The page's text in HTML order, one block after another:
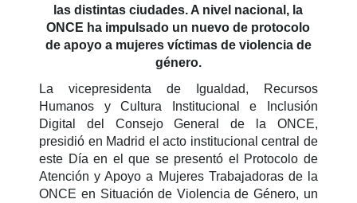
las distintas ciudades. A nivel nacional, la
ONCE ha impulsado un nuevo de protocolo
de apoyo a mujeres víctimas de violencia de
género.
La vicepresidenta de Igualdad, Recursos
Humanos y Cultura Institucional e Inclusión
Digital del Consejo General de la ONCE,
presidió en Madrid el acto institucional central de
este Día en el que se presentó el Protocolo de
Atención y Apoyo a Mujeres Trabajadoras de la
ONCE en Situación de Violencia de Género, un